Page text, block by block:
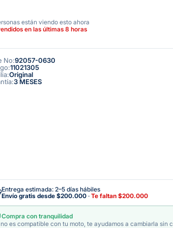
están viendo esto ahora
en las últimas 8 horas
No:92057-0630
:11021305
:Original
:3 MESES
Entrega estimada: 2–5 días hábiles
Envío gratis desde $200.000 · Te faltan $200.000
Compra con tranquilidad
no es compatible con tu moto, te ayudamos a cambiarla sin